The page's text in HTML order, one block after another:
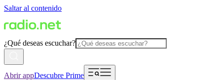
Saltar al contenido
¿Qué deseas escuchar?
Abrir appDescubre Prime